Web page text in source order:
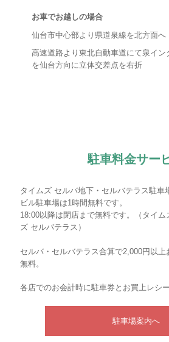
お車でお越しの場合
仙台市中心部より県道泉線を北方面へ
高速道路より東北自動車道にて泉イン
を仙台方向に立体交差点を右折
駐車料金サー
タイムズ セルバ地下・セルバテラス駐車
ビル駐車場は1時間無料です。
18:00以降は閉店まで無料です。（タイ
ズ セルバテラス）
セルバ・セルバテラス合算で2,000円以
無料。
各店でのお会計時に駐車券とお買上レシ
駐車場案内へ